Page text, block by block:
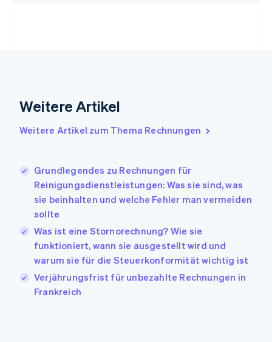
Weitere Artikel
Weitere Artikel zum Thema Rechnungen
Grundlegendes zu Rechnungen für
Reinigungsdienstleistungen: Was sie sind, was
sie beinhalten und welche Fehler man vermeiden
sollte
Was ist eine Stornorechnung? Wie sie
funktioniert, wann sie ausgestellt wird und
warum sie für die Steuerkonformität wichtig ist
Verjährungsfrist für unbezahlte Rechnungen in
Frankreich
EnglishSvenska
English
English
Japan
日本語
Kanada
EnglishFrançais
Kroatien
EnglishItaliano
Lettland
Liechtenstein
DeutschEnglish
Litauen